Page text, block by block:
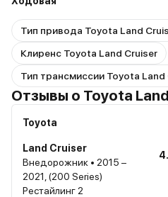
Тип привода Toyota Land
Клиренс Toyota Land Cruiser
Тип трансмиссии Toyota Land
Отзывы о Toyota
Toyota
Land Cruiser
Внедорожник • 2015 –
2021, (200 Series)
Рестайлинг 2